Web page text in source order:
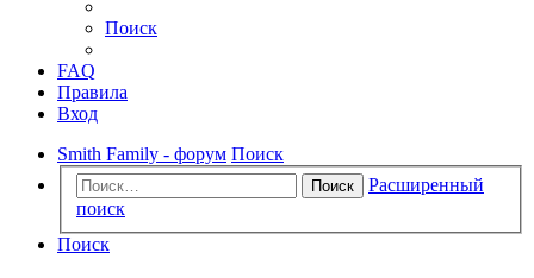
Поиск
FAQ
Правила
Вход
Smith Family - форум Поиск
Поиск
Расширенный
поиск
Поиск